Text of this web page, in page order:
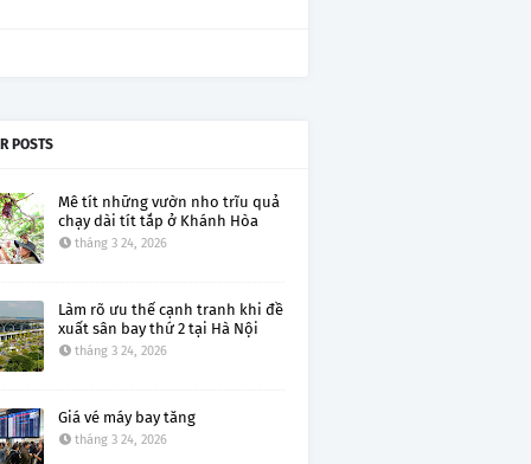
POSTS
Mê tít những vườn nho trĩu quả
chạy dài tít tắp ở Khánh Hòa
tháng 3 24, 2026
Làm rõ ưu thế cạnh tranh khi đề
xuất sân bay thứ 2 tại Hà Nội
tháng 3 24, 2026
Giá vé máy bay tăng
tháng 3 24, 2026